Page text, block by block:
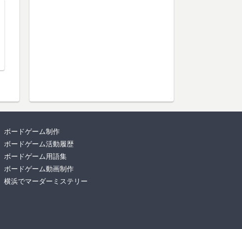
ボードゲーム制作
ボードゲーム活動履歴
ボードゲーム用語集
ボードゲーム動画制作
横浜でマーダーミステリー